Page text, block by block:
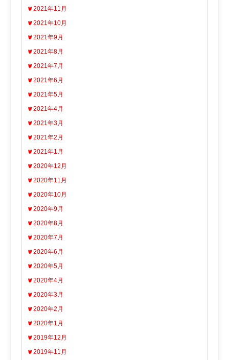
2021年11月
2021年10月
2021年9月
2021年8月
2021年7月
2021年6月
2021年5月
2021年4月
2021年3月
2021年2月
2021年1月
2020年12月
2020年11月
2020年10月
2020年9月
2020年8月
2020年7月
2020年6月
2020年5月
2020年4月
2020年3月
2020年2月
2020年1月
2019年12月
2019年11月